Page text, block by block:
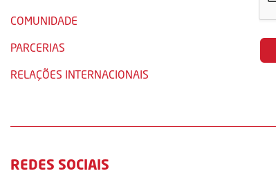
COMUNIDADE
PARCERIAS
RELAÇÕES INTERNACIONAIS
REDES SOCIAIS